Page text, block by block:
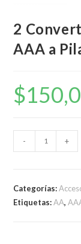
2
AAA a
$
Convertidor
Pila
- +
Categorías:
Etiquetas:AA,